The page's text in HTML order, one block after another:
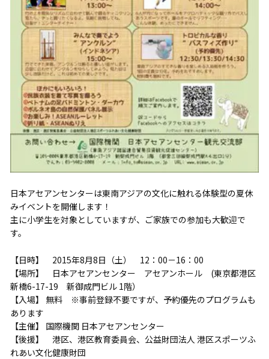
日本アセアンセンターは東南アジアの文化に触れる体験型の夏休
みイベントを開催します！
主に小学生を対象としていますが、ご家族での参加も大歓迎で
す。
【日時】 2015年8月8日（土） 12：00－16：00
【場所】 日本アセアンセンター アセアンホール (東京都港区
新橋6-17-19 新御成門ビル 1階）
【入場】 無料 ※事前登録不要ですが、予約優先のプログラムも
あります
【主催】 国際機関 日本アセアンセンター
【後援】 港区、港区教育委員会、公益財団法人 港区スポーツふ
れあい文化健康財団